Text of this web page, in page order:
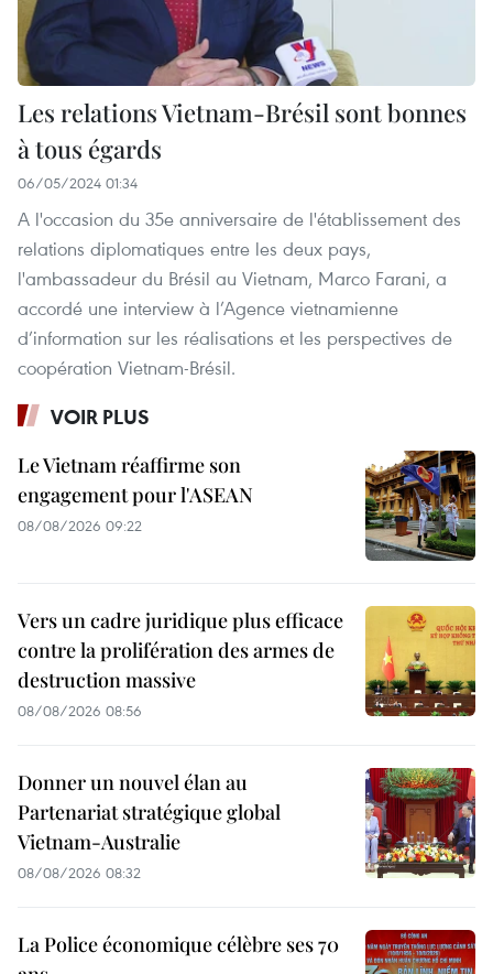
Les relations Vietnam-Brésil sont bonnes
à tous égards
06/05/2024 01:34
A l'occasion du 35e anniversaire de l'établissement des
relations diplomatiques entre les deux pays,
l'ambassadeur du Brésil au Vietnam, Marco Farani, a
accordé une interview à l’Agence vietnamienne
d’information sur les réalisations et les perspectives de
coopération Vietnam-Brésil.
VOIR PLUS
Le Vietnam réaffirme son
engagement pour l'ASEAN
08/08/2026 09:22
Vers un cadre juridique plus efficace
contre la prolifération des armes de
destruction massive
08/08/2026 08:56
Donner un nouvel élan au
Partenariat stratégique global
Vietnam-Australie
08/08/2026 08:32
La Police économique célèbre ses 70